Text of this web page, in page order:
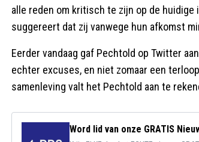
alle reden om kritisch te zijn op de
suggereert dat zij vanwege hun afkomst
Eerder vandaag gaf Pechtold op Twitter
echter excuses, en niet zomaar een
samenleving valt het Pechtold aan te
Word lid van onze GRATIS